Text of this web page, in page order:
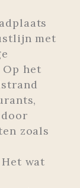
met
het
zoals
wat